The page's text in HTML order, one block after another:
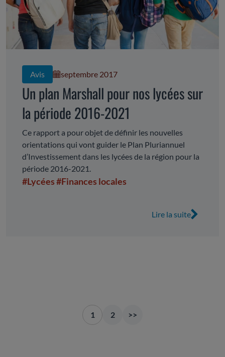
Avis septembre 2017
Un plan Marshall pour nos lycées sur
la période 2016-2021
Ce rapport a pour objet de définir les nouvelles
orientations qui vont guider le Plan Pluriannuel
d’Investissement dans les lycées de la région pour la
période 2016-2021.
#Lycées#Finances locales
Lire la suite
1 2 >>